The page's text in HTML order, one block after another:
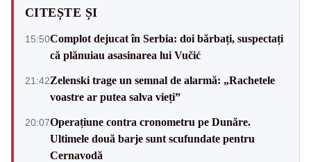
CITEȘTE ȘI
15:50Complot dejucat în Serbia: doi bărbați, suspectați
că plănuiau asasinarea lui Vučić
21:42Zelenski trage un semnal de alarmă: „Rachetele
voastre ar putea salva vieți”
20:07Operațiune contra cronometru pe Dunăre.
Ultimele două barje sunt scufundate pentru
Cernavodă